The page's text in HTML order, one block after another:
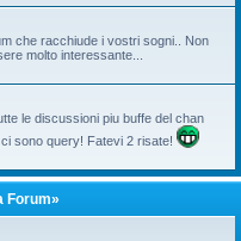
che racchiude i vostri sogni.. Non
molto interessante...
le discussioni piu buffe del chan
sono query! Fatevi 2 risate!
Forum»